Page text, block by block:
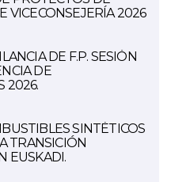
VICECONSEJERÍA 2026
DE F.P. SESIÓN
DE
2026.
SINTÉTICOS
TRANSICIÓN
EUSKADI.